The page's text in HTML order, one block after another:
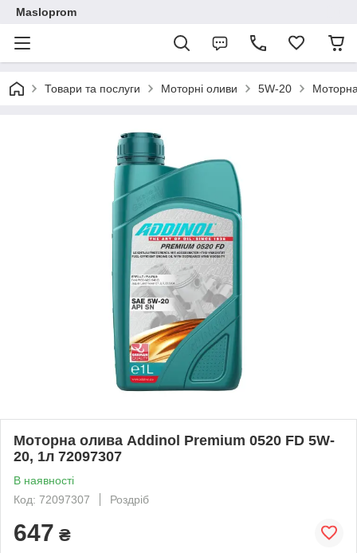
Masloprom
Товари та послуги Моторні оливи 5W-20
Моторна олива Addinol Premium 0520 FD 5W-
20, 1л 72097307
В наявності
Код: 72097307
Роздріб
647 ₴